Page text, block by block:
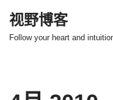
跳
视野博客
Follow your heart and